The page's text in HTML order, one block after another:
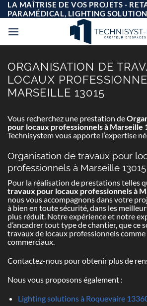
Passer
au
contenu
LA MAÎTRISE DE VOS PROJETS -
PARAMÉDICAL, LIGHTING
ORGANISATION DE
LOCAUX
MARSEILLE 13015
Vous recherchez une prestation de
pour locaux professionnels à Marseille
Technisystem vous apporte l’expertise
Organisation de travaux pour
professionnels à Marseille 13015
Pour la réalisation de prestations telles
travaux pour locaux professionnels à
nous vous accompagnons dans votre
à bien en toute sécurité, dans les
plus réduit. Notre expérience et notre
d’ancadrer tout type de chantier, que ce
travaux de locaux professionnels comme
commerciaux.
Contactez-nous pour obtenir plus de
Nous vous proposons également :
Lighting solutions à Roquevaire